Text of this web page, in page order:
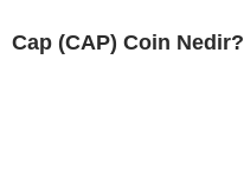
Cap (CAP) Coin Nedir?